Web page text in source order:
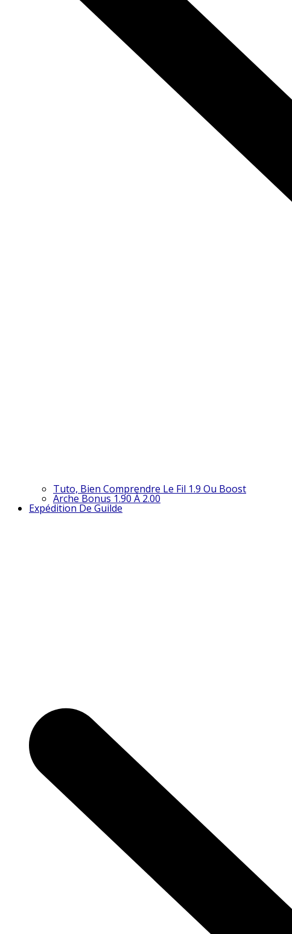
Tuto, Bien Comprendre Le Fil 1.9 Ou Boost
Arche Bonus 1.90 À 2.00
Expédition De Guilde